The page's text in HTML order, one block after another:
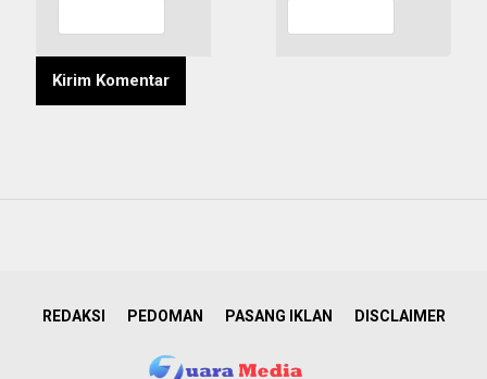
REDAKSI PEDOMAN PASANG IKLAN DISCLAIMER